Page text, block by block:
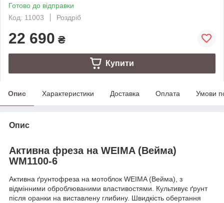
Готово до відправки
Код: 11003
Роздріб
22 690 ₴
Купити
Опис Характеристики Доставка Оплата Умови
Опис
Активна фреза на WEIMA (Вейма)
WM1100-6
Активна ґрунтофреза на мотоблок WEIMA (Вейма), з
відмінними оброблюваними властивостями. Культивує ґрунт
після оранки на виставлену глибину. Швидкість обертання